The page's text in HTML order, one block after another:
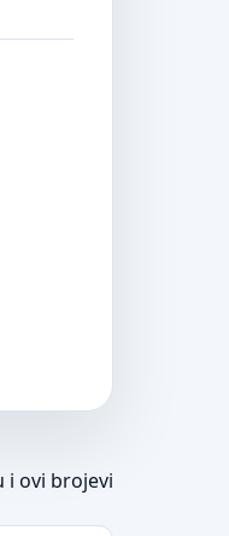
i ovi brojevi